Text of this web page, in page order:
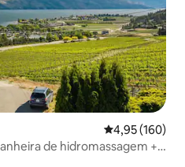
4,95 de uma
4,95 (160)
de hidromassagem +